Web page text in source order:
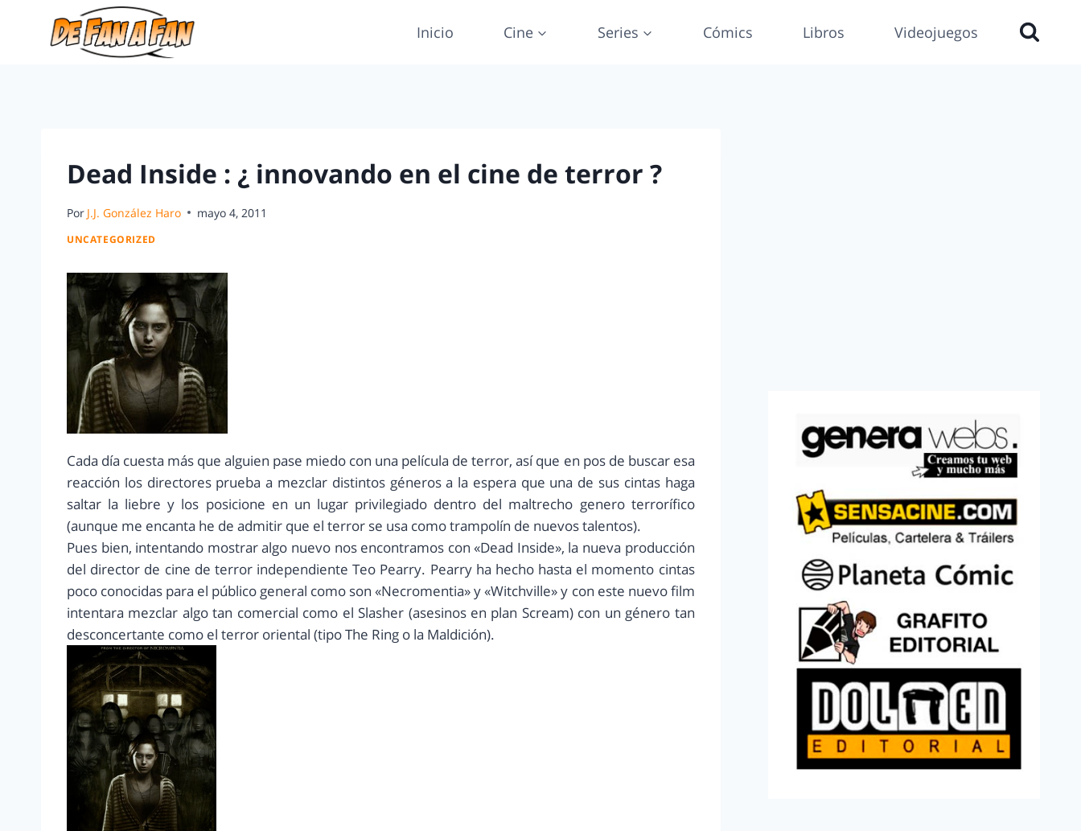
Inicio Cine Series Cómics Libros Videojuegos
Dead Inside : ¿ innovando en el cine de terror ?
Por J.J. González Haro mayo 4, 2011
UNCATEGORIZED
Cada día cuesta más que alguien pase miedo con una película de terror, así que en pos de buscar esa
reacción los directores prueba a mezclar distintos géneros a la espera que una de sus cintas haga
saltar la liebre y los posicione en un lugar privilegiado dentro del maltrecho genero terrorífico
(aunque me encanta he de admitir que el terror se usa como trampolín de nuevos talentos).
Pues bien, intentando mostrar algo nuevo nos encontramos con «Dead Inside», la nueva producción
del director de cine de terror independiente Teo Pearry. Pearry ha hecho hasta el momento cintas
poco conocidas para el público general como son «Necromentia» y «Witchville» y con este nuevo film
intentara mezclar algo tan comercial como el Slasher (asesinos en plan Scream) con un género tan
desconcertante como el terror oriental (tipo The Ring o la Maldición).